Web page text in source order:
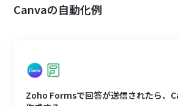
Canvaの自動化例
Zoho Formsで回答が送信されたら、